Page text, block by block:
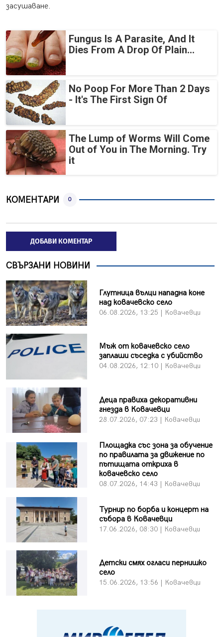
засушаване.
Fungus Is A Parasite, And It
Dies From A Drop Of Plain...
No Poop For More Than 2 Days
- It's The First Sign Of
The Lump of Worms Will Come
Out of You in The Morning. Try
it
КОМЕНТАРИ 0
ДОБАВИ КОМЕНТАР
СВЪРЗАНИ НОВИНИ
Глутница вълци нападна коне
над ковачевско село
06.08.2026, 13:25 | Ковачевци
Мъж от ковачевско село
заплаши съседка с убийство
04.08.2026, 12:10 | Ковачевци
Деца правиха декоративни
гнезда в Ковачевци
28.07.2026, 07:23 | Ковачевци
Площадка със зона за обучение
по правилата за движение по
пътищата откриха в
ковачевско село
08.07.2026, 14:43 | Ковачевци
Турнир по борба и концерт на
събора в Ковачевци
17.06.2026, 08:30 | Ковачевци
Детски смях огласи пернишко
село
15.06.2026, 13:56 | Ковачевци